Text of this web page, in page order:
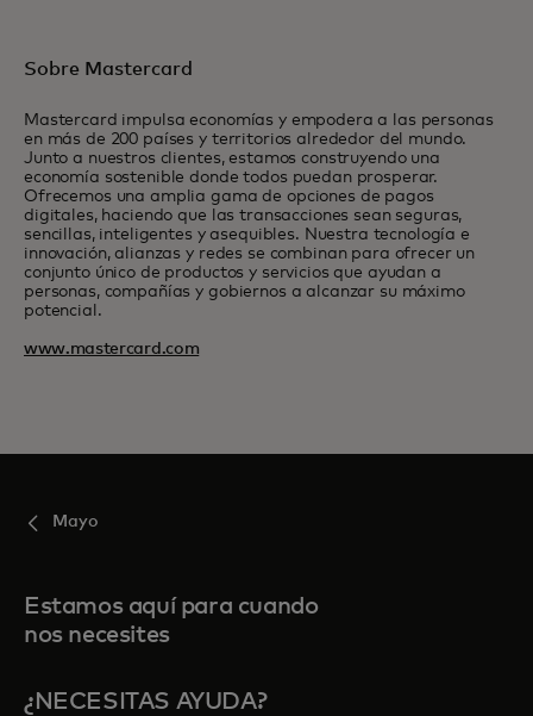
Sobre Mastercard
Mastercard impulsa economías y empodera a las personas
en más de 200 países y territorios alrededor del mundo.
Junto a nuestros clientes, estamos construyendo una
economía sostenible donde todos puedan prosperar.
Ofrecemos una amplia gama de opciones de pagos
digitales, haciendo que las transacciones sean seguras,
sencillas, inteligentes y asequibles. Nuestra tecnología e
innovación, alianzas y redes se combinan para ofrecer un
conjunto único de productos y servicios que ayudan a
personas, compañías y gobiernos a alcanzar su máximo
potencial.
www.mastercard.com
Mayo
Estamos aquí para cuando
nos necesites
¿NECESITAS AYUDA?